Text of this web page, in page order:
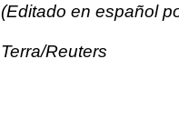
(Editado en español
Terra/Reuters